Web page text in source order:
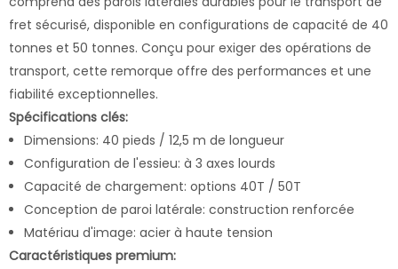
fret sécurisé, disponible en configurations de capacité de 40
tonnes et 50 tonnes. Conçu pour exiger des opérations de
transport, cette remorque offre des performances et une
fiabilité exceptionnelles.
Spécifications clés:
Dimensions: 40 pieds / 12,5 m de longueur
Configuration de l'essieu: à 3 axes lourds
Capacité de chargement: options 40T / 50T
Conception de paroi latérale: construction renforcée
Matériau d'image: acier à haute tension
Caractéristiques premium: